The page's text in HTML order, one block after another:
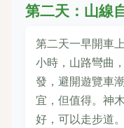
第二天：山線
第二天一早開車
小時，山路彎曲
發，避開遊覽車
宜，但值得。神
好，可以走步道。